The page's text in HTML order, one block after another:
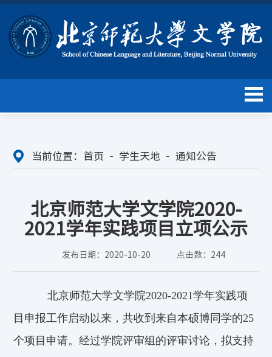
当前位置： 首页 学生天地 通知公告
北京师范大学文学院2020-
2021学年实践项目立项公示
发布日期：2020-10-20 点击数： 244
北京师范大学文学院2020-2021学年实践项
目申报工作启动以来，共收到来自本硕博同学的25
个项目申请。经过学院评审组的评审讨论，拟支持